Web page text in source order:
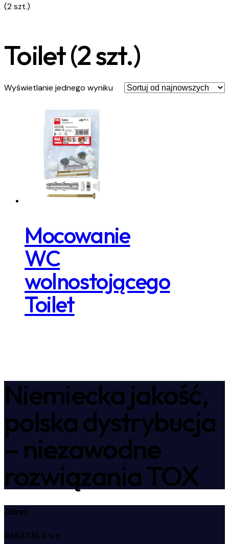
(2 szt.)
Toilet (2 szt.)
Wyświetlanie jednego wyniku
Mocowanie
WC
wolnostojącego
Toilet
Niemiecka jakość,
polska dystrybucja
– niezawodne
rozwiązania TOX
Adres
RAKSTAL II s.c.